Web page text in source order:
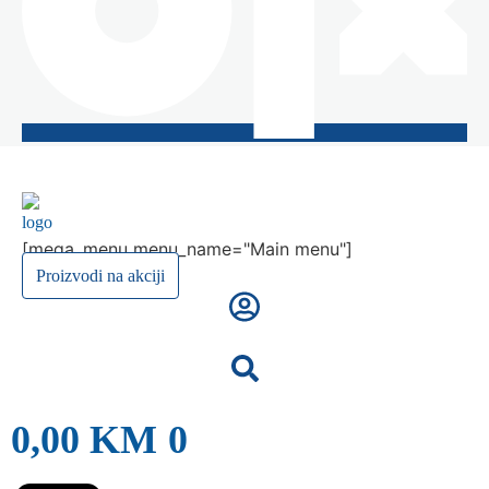
[mega_menu menu_name="Main menu"]
Proizvodi na akciji
0,00 KM 0